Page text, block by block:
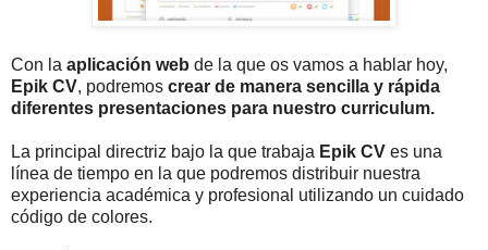
Con la aplicación web de la que os vamos a hablar hoy,
Epik CV, podremos crear de manera sencilla y rápida
diferentes presentaciones para nuestro curriculum.
La principal directriz bajo la que trabaja Epik CV es una
línea de tiempo en la que podremos distribuir nuestra
experiencia académica y profesional utilizando un cuidado
código de colores.